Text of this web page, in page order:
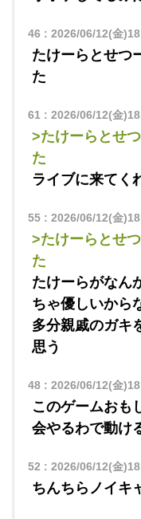
46 : 2026/06/12(金
たけーらとせつ
た
61: 2026/06/12(金
>たけーらとせ
た
ライブに来てく
55: 2026/06/12(金
>たけーらとせ
た
たけーらがなん
ちゃ優しいから
多分親戚のガキ
思う
48: 2026/06/12(金
このゲームおも
会やるわで動け
52 : 2026/06/12(金
ちんちらノイキ